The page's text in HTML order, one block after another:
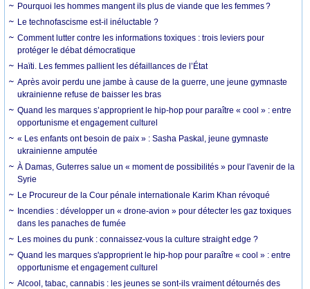
Pourquoi les hommes mangent ils plus de viande que les femmes ?
Le technofascisme est-il inéluctable ?
Comment lutter contre les informations toxiques : trois leviers pour
protéger le débat démocratique
Haïti. Les femmes pallient les défaillances de l’État
Après avoir perdu une jambe à cause de la guerre, une jeune gymnaste
ukrainienne refuse de baisser les bras
Quand les marques s’approprient le hip-hop pour paraître « cool » : entre
opportunisme et engagement culturel
« Les enfants ont besoin de paix » : Sasha Paskal, jeune gymnaste
ukrainienne amputée
À Damas, Guterres salue un « moment de possibilités » pour l'avenir de la
Syrie
Le Procureur de la Cour pénale internationale Karim Khan révoqué
Incendies : développer un « drone-avion » pour détecter les gaz toxiques
dans les panaches de fumée
Les moines du punk : connaissez-vous la culture straight edge ?
Quand les marques s'approprient le hip-hop pour paraître « cool » : entre
opportunisme et engagement culturel
Alcool, tabac, cannabis : les jeunes se sont-ils vraiment détournés des